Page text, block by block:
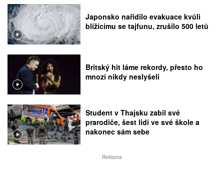
Japonsko nařídilo evakuace kvůli
blížícímu se tajfunu, zrušilo 500 letů
Britský hit láme rekordy, přesto ho
mnozí nikdy neslyšeli
Student v Thajsku zabil své
prarodiče, šest lidí ve své škole a
nakonec sám sebe
Reklama